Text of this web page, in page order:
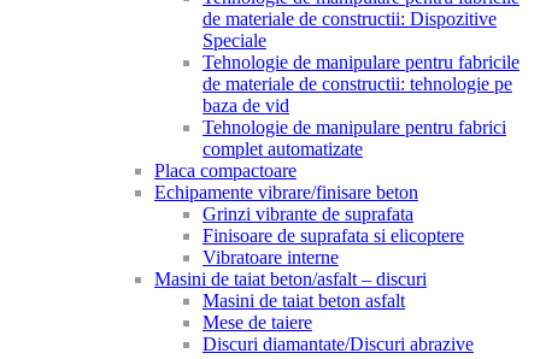
de materiale de constructii: Dispozitive
Speciale
Tehnologie de manipulare pentru fabricile
de materiale de constructii: tehnologie pe
baza de vid
Tehnologie de manipulare pentru fabrici
complet automatizate
Placa compactoare
Echipamente vibrare/finisare beton
Grinzi vibrante de suprafata
Finisoare de suprafata si elicoptere
Vibratoare interne
Masini de taiat beton/asfalt – discuri
Masini de taiat beton asfalt
Mese de taiere
Discuri diamantate/Discuri abrazive